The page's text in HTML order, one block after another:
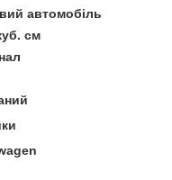
автомобіль
см